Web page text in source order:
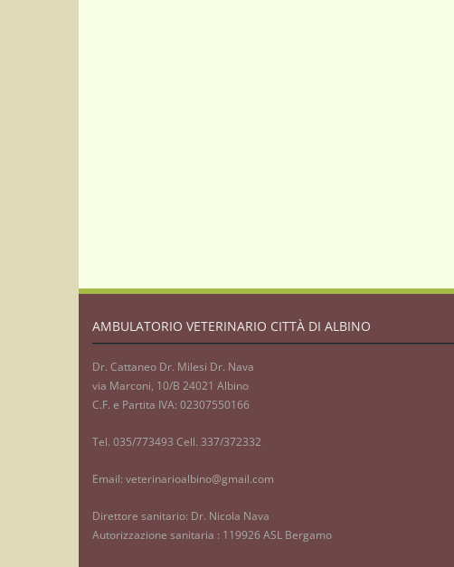
AMBULATORIO VETERINARIO CITTÀ DI ALBINO
Dr. Cattaneo Dr. Milesi Dr. Nava
via Marconi, 10/B 24021 Albino
C.F. e Partita IVA: 02307550166
Tel. 035/773493 Cell. 337/372332
Email: veterinarioalbino@gmail.com
Direttore sanitario: Dr. Nicola Nava
Autorizzazione sanitaria : 119926 ASL Bergamo